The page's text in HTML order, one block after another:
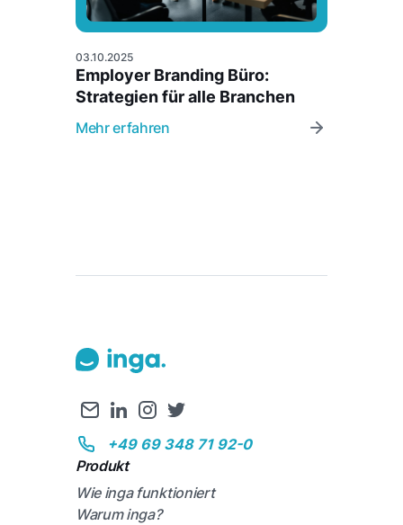
03.10.2025
Employer Branding Büro:
Strategien für alle Branchen
Mehr erfahren
+49 69 348 71 92-0
Produkt
Wie inga funktioniert
Warum inga?